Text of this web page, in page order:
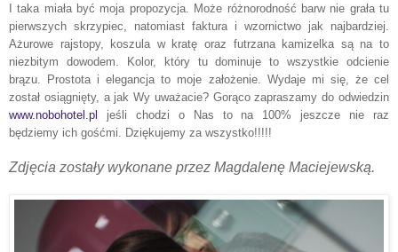
I taka miała być moja propozycja. Może różnorodność barw nie grała tu
pierwszych skrzypiec, natomiast faktura i wzornictwo jak najbardziej.
Ażurowe rajstopy, koszula w kratę oraz futrzana kamizelka są na to
niezbitym dowodem. Kolor, który tu dominuje to wszystkie odcienie
brązu. Prostota i elegancja to moje założenie. Wydaje mi się, że cel
został osiągnięty, a jak Wy uważacie? Gorąco zapraszamy do odwiedzin
www.nobohotel.pl
jeśli chodzi o Nas to na 100% jeszcze nie raz
będziemy ich gośćmi. Dziękujemy za wszystko!!!!!
Zdjęcia zostały wykonane przez Magdalenę Maciejewską.